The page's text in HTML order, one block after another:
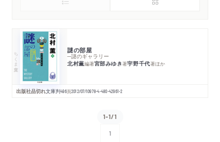
ちくま文庫 謎の部屋
─謎のギャラリー
北村薫編著宮部みゆき著宇野千代著ほか
出版社品切れ文庫判496頁2012/07/10978-4-480-42961-2
1-1/1
1